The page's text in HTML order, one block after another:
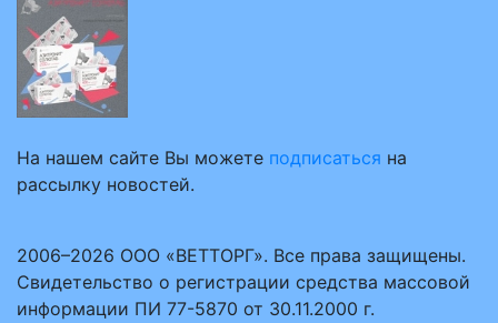
На нашем сайте Вы можете подписаться на
рассылку новостей.
2006–2026 ООО «ВЕТТОРГ». Все права защищены.
Свидетельство о регистрации средства массовой
информации ПИ 77-5870 от 30.11.2000 г.